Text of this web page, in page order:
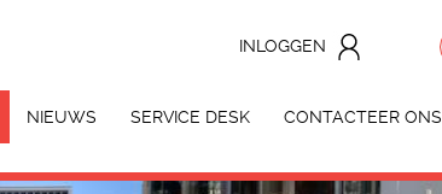
INLOGGEN
NIEUWS SERVICE DESK CONTACTEER ONS